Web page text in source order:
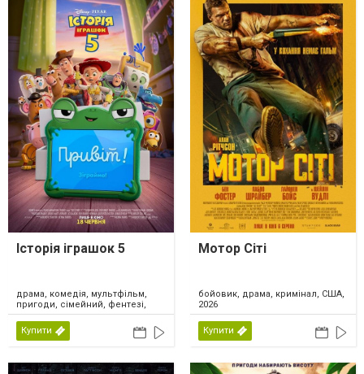
Історія іграшок 5
драма, комедія, мультфільм,
пригоди, сімейний, фентезі,
США, 2026
Купити
Мотор Сіті
бойовик, драма, кримінал, США,
2026
Купити